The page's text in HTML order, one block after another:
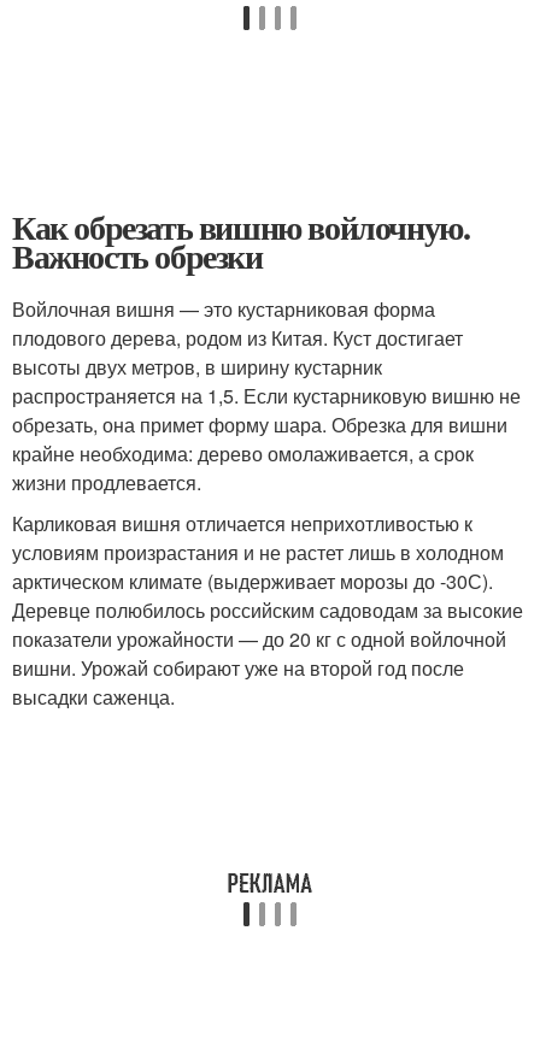
Как обрезать вишню войлочную.
Важность обрезки
Войлочная вишня — это кустарниковая форма
плодового дерева, родом из Китая. Куст достигает
высоты двух метров, в ширину кустарник
распространяется на 1,5. Если кустарниковую вишню не
обрезать, она примет форму шара. Обрезка для вишни
крайне необходима: дерево омолаживается, а срок
жизни продлевается.
Карликовая вишня отличается неприхотливостью к
условиям произрастания и не растет лишь в холодном
арктическом климате (выдерживает морозы до -30С).
Деревце полюбилось российским садоводам за высокие
показатели урожайности — до 20 кг с одной войлочной
вишни. Урожай собирают уже на второй год после
высадки саженца.